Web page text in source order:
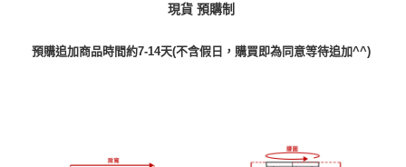
現貨 預購制
預購追加商品時間約7-14天(不含假日，購買即為同意等待追加^^)